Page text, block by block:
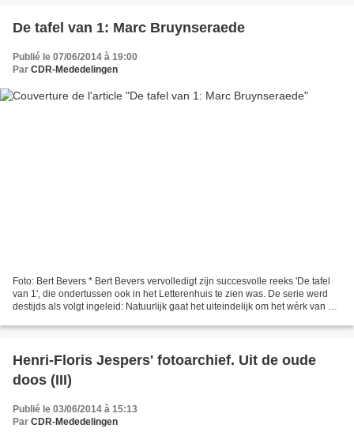
De tafel van 1: Marc Bruynseraede
Publié le 07/06/2014 à 19:00
Par CDR-Mededelingen
Foto: Bert Bevers * Bert Bevers vervolledigt zijn succesvolle reeks 'De tafel
van 1', die ondertussen ook in het Letterenhuis te zien was. De serie werd
destijds als volgt ingeleid: Natuurlijk gaat het uiteindelijk om het wérk van de
Henri-Floris Jespers' fotoarchief. Uit de oude
doos (III)
Publié le 03/06/2014 à 15:13
Par CDR-Mededelingen